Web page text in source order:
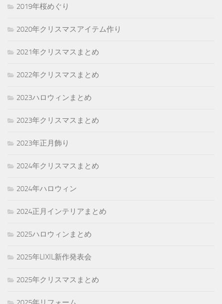
2019年桜めぐり
2020年クリスマスアイテム作り
2021年クリスマスまとめ
2022年クリスマスまとめ
2023ハロウィンまとめ
2023年クリスマスまとめ
2023年正月飾り
2024年クリスマスまとめ
2024年ハロウィン
2024正月インテリアまとめ
2025ハロウィンまとめ
2025年LIXIL新作発表会
2025年クリスマスまとめ